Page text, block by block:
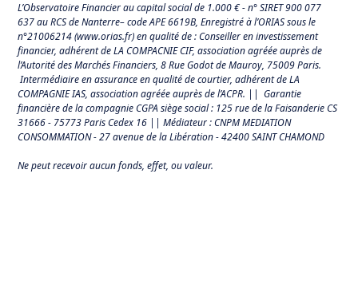
L’Observatoire Financier au capital social de 1.000 € - n° SIRET 900 077
637 au RCS de Nanterre– code APE 6619B, Enregistré à l’ORIAS sous le
n°21006214 (www.orias.fr) en qualité de : Conseiller en investissement
financier, adhérent de LA COMPACNIE CIF, association agréée auprès de
l’Autorité des Marchés Financiers, 8 Rue Godot de Mauroy, 75009 Paris.
Intermédiaire en assurance en qualité de courtier, adhérent de LA
COMPAGNIE IAS, association agréée auprès de l’ACPR. || Garantie
financière de la compagnie CGPA siège social : 125 rue de la Faisanderie CS
31666 - 75773 Paris Cedex 16 || Médiateur : CNPM MEDIATION
CONSOMMATION - 27 avenue de la Libération - 42400 SAINT CHAMOND
Ne peut recevoir aucun fonds, effet, ou valeur.